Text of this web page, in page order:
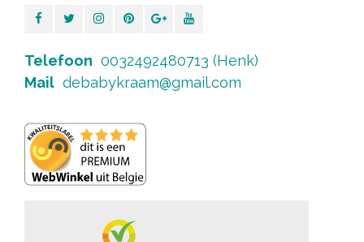
Telefoon 0032492480713 (Henk)
Mail debabykraam@gmail.com